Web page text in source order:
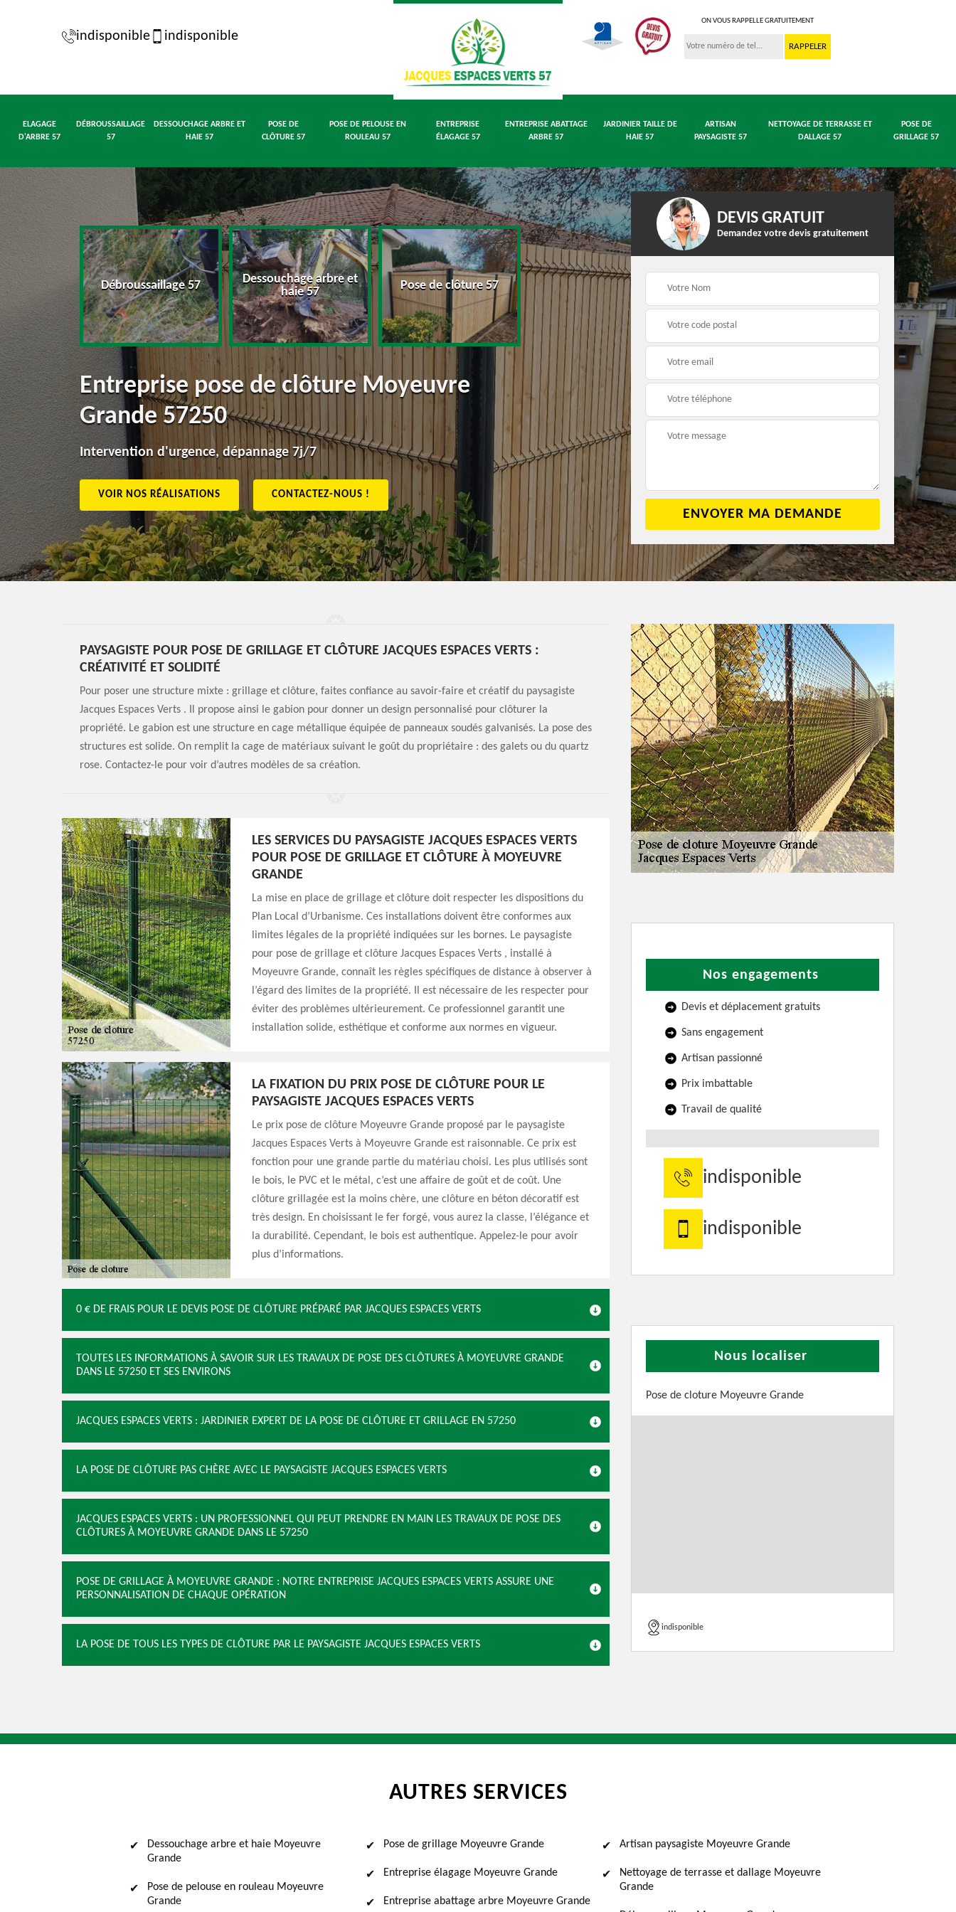
indisponible indisponible
ON VOUS RAPPELLE GRATUITEMENT
ELAGAGE
D'ARBRE 57
DÉBROUSSAILLAGE
57
DESSOUCHAGE ARBRE ET
HAIE 57
POSE DE
CLÔTURE 57
POSE DE PELOUSE EN
ROULEAU 57
ENTREPRISE
ÉLAGAGE 57
ENTREPRISE ABATTAGE
ARBRE 57
JARDINIER TAILLE DE
HAIE 57
ARTISAN
PAYSAGISTE 57
NETTOYAGE DE TERRASSE ET
DALLAGE 57
POSE DE
GRILLAGE 57
57 Débroussaillage 57
Dessouchage arbre et
haie 57
Pose de clôture 57
Pose de pelouse en
rouleau 57
Entreprise élagage 57
Entreprise abattage
arbre 57
Entreprise pose de clôture Moyeuvre
Grande 57250
Intervention d'urgence, dépannage 7j/7
VOIR NOS RÉALISATIONS CONTACTEZ-NOUS !
DEVIS GRATUIT
Demandez votre devis gratuitement
PAYSAGISTE POUR POSE DE GRILLAGE ET CLÔTURE JACQUES ESPACES VERTS :
CRÉATIVITÉ ET SOLIDITÉ
Pour poser une structure mixte : grillage et clôture, faites confiance au savoir-faire et créatif du paysagiste
Jacques Espaces Verts . Il propose ainsi le gabion pour donner un design personnalisé pour clôturer la
propriété. Le gabion est une structure en cage métallique équipée de panneaux soudés galvanisés. La pose des
structures est solide. On remplit la cage de matériaux suivant le goût du propriétaire : des galets ou du quartz
rose. Contactez-le pour voir d’autres modèles de sa création.
LES SERVICES DU PAYSAGISTE JACQUES ESPACES VERTS
POUR POSE DE GRILLAGE ET CLÔTURE À MOYEUVRE
GRANDE
La mise en place de grillage et clôture doit respecter les dispositions du
Plan Local d’Urbanisme. Ces installations doivent être conformes aux
limites légales de la propriété indiquées sur les bornes. Le paysagiste
pour pose de grillage et clôture Jacques Espaces Verts , installé à
Moyeuvre Grande, connaît les règles spécifiques de distance à observer à
l’égard des limites de la propriété. Il est nécessaire de les respecter pour
éviter des problèmes ultérieurement. Ce professionnel garantit une
installation solide, esthétique et conforme aux normes en vigueur.
LA FIXATION DU PRIX POSE DE CLÔTURE POUR LE
PAYSAGISTE JACQUES ESPACES VERTS
Le prix pose de clôture Moyeuvre Grande proposé par le paysagiste
Jacques Espaces Verts à Moyeuvre Grande est raisonnable. Ce prix est
fonction pour une grande partie du matériau choisi. Les plus utilisés sont
le bois, le PVC et le métal, c’est une affaire de goût et de coût. Une
clôture grillagée est la moins chère, une clôture en béton décoratif est
très design. En choisissant le fer forgé, vous aurez la classe, l’élégance et
la durabilité. Cependant, le bois est authentique. Appelez-le pour avoir
plus d’informations.
0 € DE FRAIS POUR LE DEVIS POSE DE CLÔTURE PRÉPARÉ PAR JACQUES ESPACES VERTS
TOUTES LES INFORMATIONS À SAVOIR SUR LES TRAVAUX DE POSE DES CLÔTURES À MOYEUVRE GRANDE
DANS LE 57250 ET SES ENVIRONS
JACQUES ESPACES VERTS : JARDINIER EXPERT DE LA POSE DE CLÔTURE ET GRILLAGE EN 57250
LA POSE DE CLÔTURE PAS CHÈRE AVEC LE PAYSAGISTE JACQUES ESPACES VERTS
JACQUES ESPACES VERTS : UN PROFESSIONNEL QUI PEUT PRENDRE EN MAIN LES TRAVAUX DE POSE DES
CLÔTURES À MOYEUVRE GRANDE DANS LE 57250
POSE DE GRILLAGE À MOYEUVRE GRANDE : NOTRE ENTREPRISE JACQUES ESPACES VERTS ASSURE UNE
PERSONNALISATION DE CHAQUE OPÉRATION
LA POSE DE TOUS LES TYPES DE CLÔTURE PAR LE PAYSAGISTE JACQUES ESPACES VERTS
Nos engagements
Devis et déplacement gratuits
Sans engagement
Artisan passionné
Prix imbattable
Travail de qualité
indisponible
indisponible
Nous localiser
Pose de cloture Moyeuvre Grande
indisponible
AUTRES SERVICES
Dessouchage arbre et haie Moyeuvre
Grande
Pose de pelouse en rouleau Moyeuvre
Grande
Pose de grillage Moyeuvre Grande
Entreprise élagage Moyeuvre Grande
Entreprise abattage arbre Moyeuvre Grande
Artisan paysagiste Moyeuvre Grande
Nettoyage de terrasse et dallage Moyeuvre
Grande